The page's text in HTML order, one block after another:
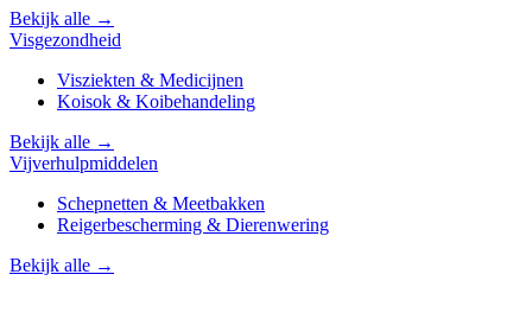
Bekijk alle →
Visgezondheid
Visziekten & Medicijnen
Koisok & Koibehandeling
Bekijk alle →
Vijverhulpmiddelen
Schepnetten & Meetbakken
Reigerbescherming & Dierenwering
Bekijk alle →